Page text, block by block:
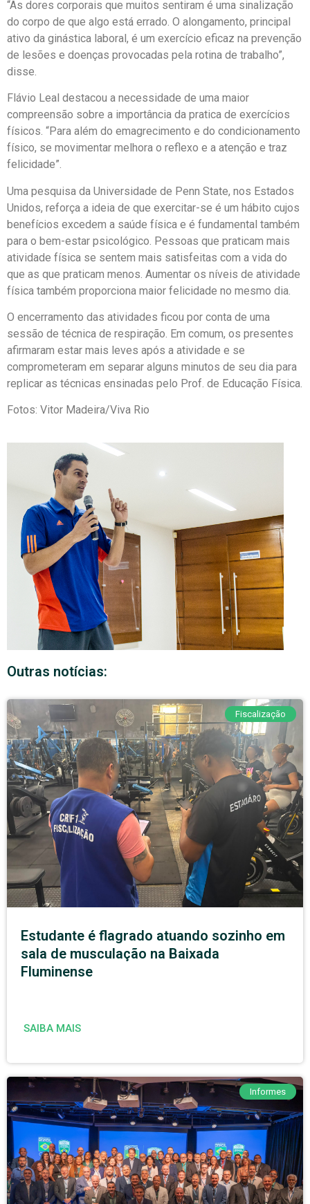
“As dores corporais que muitos sentiram é uma sinalização
do corpo de que algo está errado. O alongamento, principal
ativo da ginástica laboral, é um exercício eficaz na prevenção
de lesões e doenças provocadas pela rotina de trabalho”,
disse.
Flávio Leal destacou a necessidade de uma maior
compreensão sobre a importância da pratica de exercícios
físicos. “Para além do emagrecimento e do condicionamento
físico, se movimentar melhora o reflexo e a atenção e traz
felicidade”.
Uma pesquisa da Universidade de Penn State, nos Estados
Unidos, reforça a ideia de que exercitar-se é um hábito cujos
benefícios excedem a saúde física e é fundamental também
para o bem-estar psicológico. Pessoas que praticam mais
atividade física se sentem mais satisfeitas com a vida do
que as que praticam menos. Aumentar os níveis de atividade
física também proporciona maior felicidade no mesmo dia.
O encerramento das atividades ficou por conta de uma
sessão de técnica de respiração. Em comum, os presentes
afirmaram estar mais leves após a atividade e se
comprometeram em separar alguns minutos de seu dia para
replicar as técnicas ensinadas pelo Prof. de Educação Física.
Fotos: Vitor Madeira/Viva Rio
Outras notícias:
Fiscalização
Estudante é flagrado atuando sozinho em
sala de musculação na Baixada
Fluminense
SAIBA MAIS
Informes